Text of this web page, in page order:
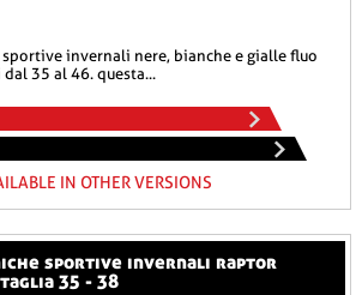
35 al 46. questa...
IN OTHER VERSIONS
35 - 38